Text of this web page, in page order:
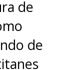
una
de
de